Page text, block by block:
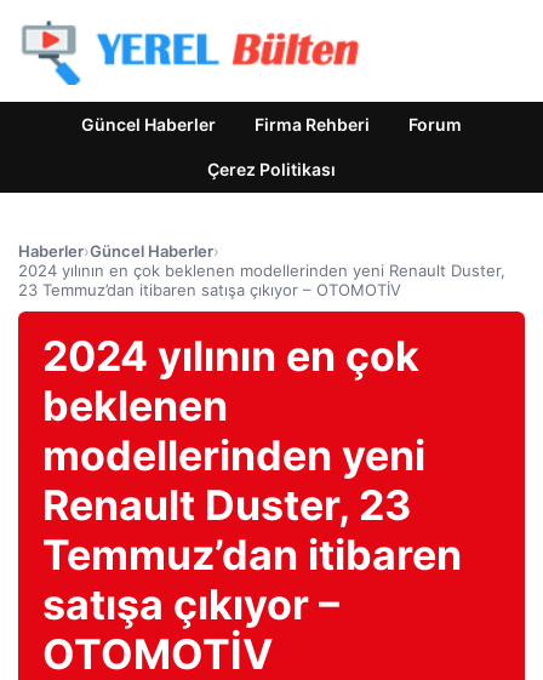
Güncel Haberler Firma Rehberi Forum
Çerez Politikası
Haberler›Güncel Haberler›
2024 yılının en çok beklenen modellerinden yeni Renault Duster,
23 Temmuz’dan itibaren satışa çıkıyor – OTOMOTİV
2024 yılının en çok
beklenen
modellerinden yeni
Renault Duster, 23
Temmuz’dan itibaren
satışa çıkıyor –
OTOMOTİV